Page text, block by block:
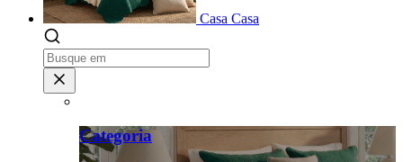
Casa Casa
Categoria